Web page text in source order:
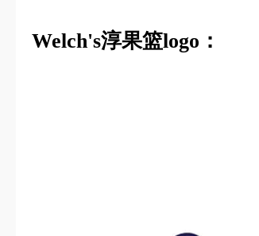
Welch's淳果篮logo：